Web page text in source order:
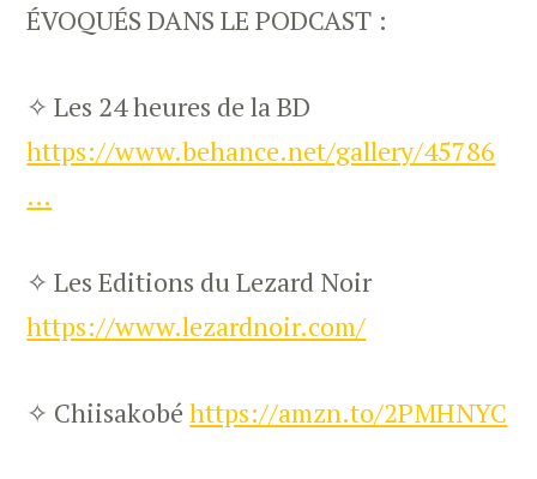
ÉVOQUÉS DANS LE PODCAST :
✧ Les 24 heures de la BD
https://www.behance.net/gallery/45786
…
✧ Les Editions du Lezard Noir
https://www.lezardnoir.com/
✧ Chiisakobéhttps://amzn.to/2PMHNYC